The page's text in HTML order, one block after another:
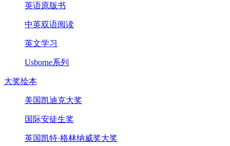
英语原版书
中英双语阅读
英文学习
Usborne系列
大奖绘本
美国凯迪克大奖
国际安徒生奖
英国凯特·格林纳威奖大奖